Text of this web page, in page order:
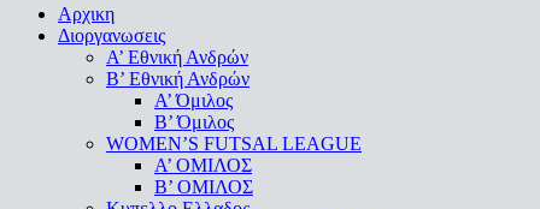
Close
Menu
Αρχικη
Διοργανωσεις
Α’ Εθνική Ανδρών
Β’ Εθνική Ανδρών
A’ Όμιλος
Β’ Όμιλος
WOMEN’S FUTSAL LEAGUE
A’ ΟΜΙΛΟΣ
Β’ ΟΜΙΛΟΣ